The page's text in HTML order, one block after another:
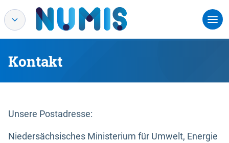
Kontakt
Unsere Postadresse:
Niedersächsisches Ministerium für Umwelt, Energie